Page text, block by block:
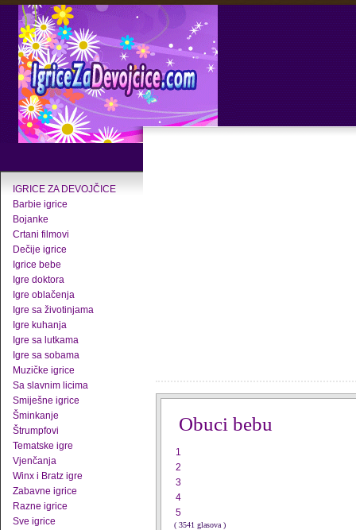
IGRICE ZA DEVOJČICE
Barbie igrice
Bojanke
Crtani filmovi
Dečije igrice
Igrice bebe
Igre doktora
Igre oblačenja
Igre sa životinjama
Igre kuhanja
Igre sa lutkama
Igre sa sobama
Muzičke igrice
Sa slavnim licima
Smiješne igrice
Šminkanje
Štrumpfovi
Tematske igre
Vjenčanja
Winx i Bratz igre
Zabavne igrice
Razne igrice
Sve igrice
Obuci bebu
1
2
3
4
5
( 3541 glasova )